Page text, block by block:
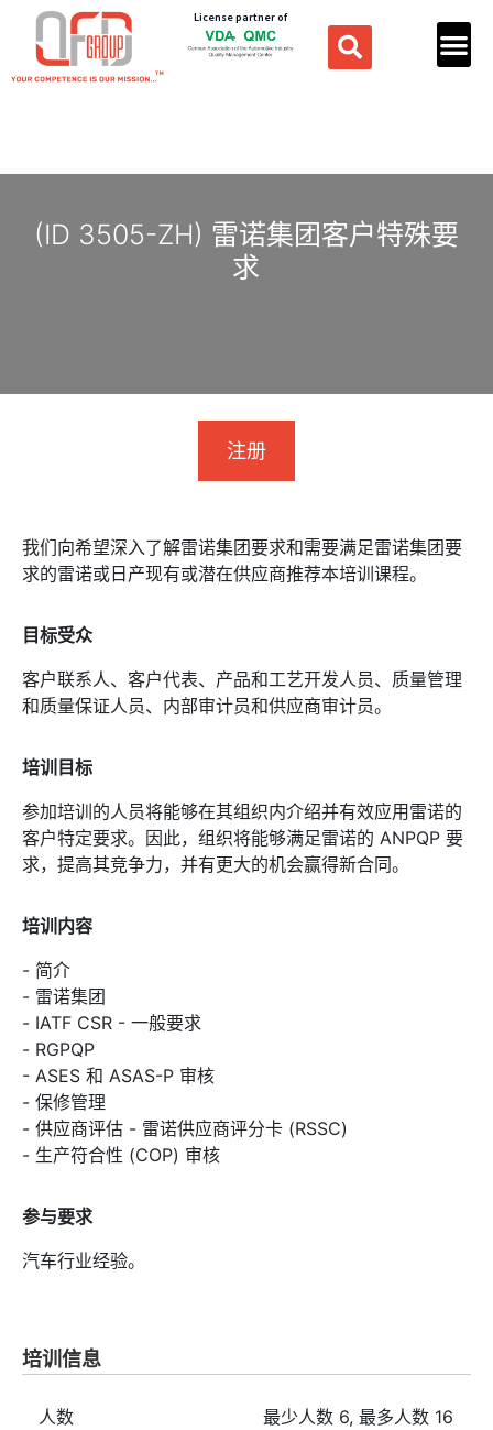
License partner of
(ID 3505-ZH) 雷诺集团客户特殊要
求
注册
我们向希望深入了解雷诺集团要求和需要满足雷诺集团要
求的雷诺或日产现有或潜在供应商推荐本培训课程。
目标受众
客户联系人、客户代表、产品和工艺开发人员、质量管理
和质量保证人员、内部审计员和供应商审计员。
培训目标
参加培训的人员将能够在其组织内介绍并有效应用雷诺的
客户特定要求。因此，组织将能够满足雷诺的 ANPQP 要
求，提高其竞争力，并有更大的机会赢得新合同。
培训内容
- 简介
- 雷诺集团
- IATF CSR - 一般要求
- RGPQP
- ASES 和 ASAS-P 审核
- 保修管理
- 供应商评估 - 雷诺供应商评分卡 (RSSC)
- 生产符合性 (COP) 审核
参与要求
汽车行业经验。
培训信息
人数 最少人数 6, 最多人数 16